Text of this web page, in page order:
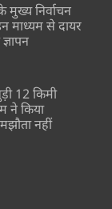
मुख्य निर्वाचन
माध्यम से दायर
12 किमी
ने किया
नहीं